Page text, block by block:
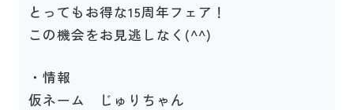
とってもお得な15周年フェア！
この機会をお見逃しなく(^^)
・情報
仮ネーム じゅりちゃん